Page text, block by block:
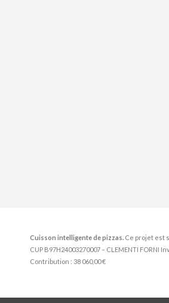
Cuisson intelligente de pizzas. Ce projet est
CUP B97H24003270007 – CLEMENTI FORNI
Contribution : 38 060,00 €